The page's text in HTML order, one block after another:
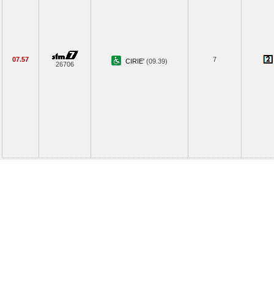
07.57
26706 CIRIE' (09.39) 7